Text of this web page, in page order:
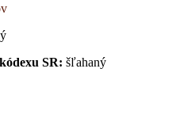
SR: šľahaný